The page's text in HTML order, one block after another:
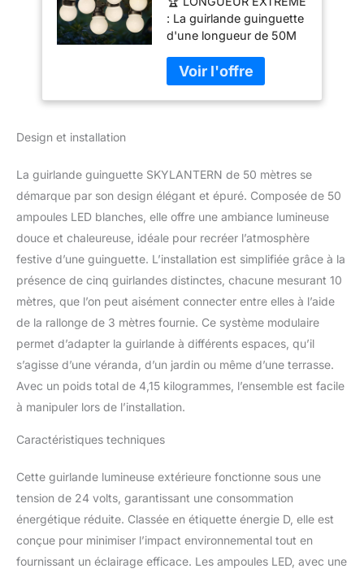
Blanc - Guirlande
Lumineuse
Exterieure 50
Bulbes Blancs -
Guirlande
Guinguette
Exterieur 50M + 3M
: La guirlande guinguette
d'une longueur de 50M
grands espaces tels que
les parcs, chateaux ou
mariages en exterieur.
blancs ! 💡 50 BULBES :
La guirlande guinguette
possède 50 bulbes
composé de 5 leds
chacun, garantissant un
éclairage intense optimal
! 🔌 RACCORDABLE : Nos
guirlandes possèdent
des prises
mâles/femelles aux
embouts afin de pouvoir
les brancher entres elles !
guinguette de grande
taille ! ✅ SÉCURITÉ : La
conforme aux normes
CE et IP44. Les
ampoules sont étanches
et non remplaçables.
Guirlande electrique,
basse tension. 🇫🇷
Design et installation
La guirlande guinguette SKYLANTERN de 50 mètres se
démarque par son design élégant et épuré. Composée de 50
ampoules LED blanches, elle offre une ambiance lumineuse
douce et chaleureuse, idéale pour recréer l’atmosphère
festive d’une guinguette. L’installation est simplifiée grâce à la
présence de cinq guirlandes distinctes, chacune mesurant 10
mètres, que l’on peut aisément connecter entre elles à l’aide
de la rallonge de 3 mètres fournie. Ce système modulaire
permet d’adapter la guirlande à différents espaces, qu’il
s’agisse d’une véranda, d’un jardin ou même d’une terrasse.
Avec un poids total de 4,15 kilogrammes, l’ensemble est facile
à manipuler lors de l’installation.
Caractéristiques techniques
Cette guirlande lumineuse extérieure fonctionne sous une
tension de 24 volts, garantissant une consommation
énergétique réduite. Classée en étiquette énergie D, elle est
conçue pour minimiser l’impact environnemental tout en
fournissant un éclairage efficace. Les ampoules LED, avec une